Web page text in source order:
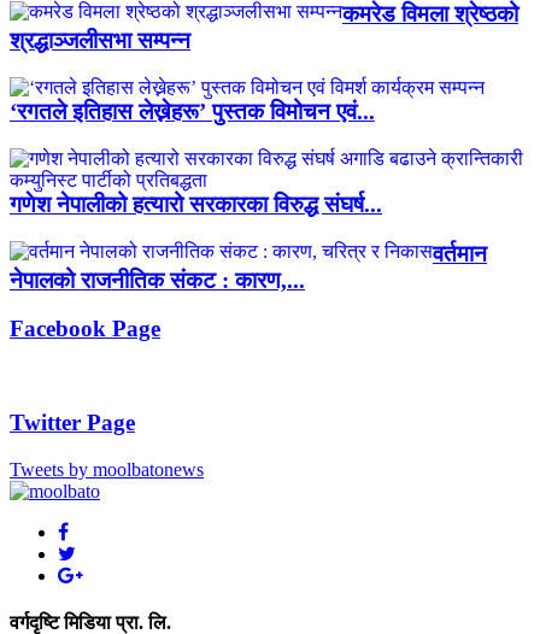
कमरेड विमला श्रेष्ठको
श्रद्धाञ्जलीसभा सम्पन्न
‘रगतले इतिहास लेख्नेहरू’ पुस्तक विमोचन एवं...
गणेश नेपालीको हत्यारो सरकारका विरुद्ध संघर्ष...
वर्तमान
नेपालको राजनीतिक संकट : कारण,...
Facebook Page
Twitter Page
Tweets by moolbatonews
वर्गदृष्टि मिडिया प्रा. लि.